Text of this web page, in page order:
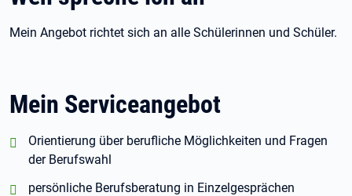
Mein Angebot richtet sich an alle Schülerinnen und Schüler.
Mein Serviceangebot
positiv:
Orientierung über berufliche Möglichkeiten und Fragen
der Berufswahl
positiv:
persönliche Berufsberatung in Einzelgesprächen